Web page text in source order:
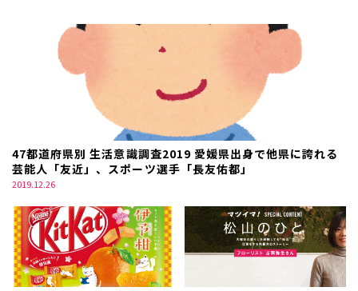
47都道府県別 生活意識調査2019 愛媛県出身で他県に誇れる
芸能人「友近」、スポーツ選手「長友佑都」
2019.12.26